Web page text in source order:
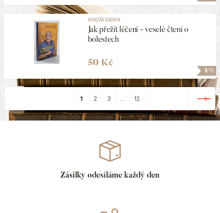
8/10
HONZÁK RADKIN
Jak přežít léčení - veselé čtení o
bolestech
50 Kč
1 2 3 12
Zásilky odesíláme každý den